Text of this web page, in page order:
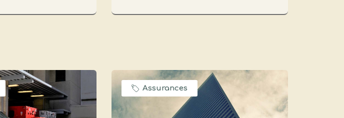
Assurances